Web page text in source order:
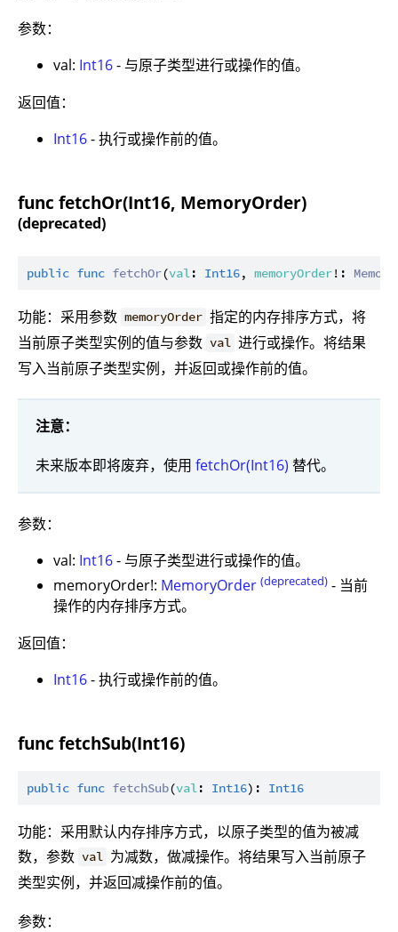
参数：
val: Int16- 与原子类型进行或操作的值。
返回值：
Int16- 执行或操作前的值。
func fetchOr(Int16, MemoryOrder)
(deprecated)
public func fetchOr(val: Int16, memoryOrder!:
功能：采用参数 memoryOrder 指定的内存排序方式，将
当前原子类型实例的值与参数 val 进行或操作。将结果
写入当前原子类型实例，并返回或操作前的值。
注意：
未来版本即将废弃，使用 fetchOr(Int16) 替代。
参数：
val: Int16- 与原子类型进行或操作的值。
memoryOrder!: MemoryOrder (deprecated) - 当前
操作的内存排序方式。
返回值：
Int16- 执行或操作前的值。
func fetchSub(Int16)
public func fetchSub(val: Int16): Int16
功能：采用默认内存排序方式，以原子类型的值为被减
数，参数 val 为减数，做减操作。将结果写入当前原子
类型实例，并返回减操作前的值。
参数：